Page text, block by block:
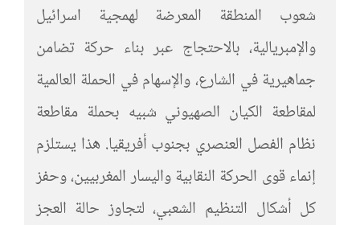
شعوب المنطقة المعرضة لهمجية اسرائيل
والإمبريالية، بالاحتجاج عبر بناء حركة تضامن
جماهيرية في الشارع، والإسهام في الحملة العالمية
لمقاطعة الكيان الصهيوني شبيه بحملة مقاطعة
نظام الفصل العنصري بجنوب أفريقيا. هذا يستلزم
إنماء قوى الحركة النقابية واليسار المغربيين، وحفز
كل أشكال التنظيم الشعبي، لتجاوز حالة العجز